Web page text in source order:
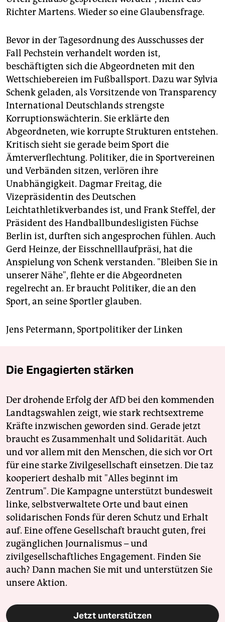
Richter Martens. Wieder so eine Glaubensfrage.
Bevor in der Tagesordnung des Ausschusses der
Fall Pechstein verhandelt worden ist,
beschäftigten sich die Abgeordneten mit den
Wettschiebereien im Fußballsport. Dazu war Sylvia
Schenk geladen, als Vorsitzende von Transparency
International Deutschlands strengste
Korruptionswächterin. Sie erklärte den
Abgeordneten, wie korrupte Strukturen entstehen.
Kritisch sieht sie gerade beim Sport die
Ämterverflechtung. Politiker, die in Sportvereinen
und Verbänden sitzen, verlören ihre
Unabhängigkeit. Dagmar Freitag, die
Vizepräsidentin des Deutschen
Leichtathletikverbandes ist, und Frank Steffel, der
Präsident des Handballbundesligisten Füchse
Berlin ist, durften sich angesprochen fühlen. Auch
Gerd Heinze, der Eisschnelllaufpräsi, hat die
Anspielung von Schenk verstanden. "Bleiben Sie in
unserer Nähe", flehte er die Abgeordneten
regelrecht an. Er braucht Politiker, die an den
Sport, an seine Sportler glauben.
Jens Petermann, Sportpolitiker der Linken
Die Engagierten stärken
Der drohende Erfolg der AfD bei den kommenden
Landtagswahlen zeigt, wie stark rechtsextreme
Kräfte inzwischen geworden sind. Gerade jetzt
braucht es Zusammenhalt und Solidarität. Auch
und vor allem mit den Menschen, die sich vor Ort
für eine starke Zivilgesellschaft einsetzen. Die taz
kooperiert deshalb mit "Alles beginnt im
Zentrum". Die Kampagne unterstützt bundesweit
linke, selbstverwaltete Orte und baut einen
solidarischen Fonds für deren Schutz und Erhalt
auf. Eine offene Gesellschaft braucht guten, frei
zugänglichen Journalismus – und
zivilgesellschaftliches Engagement. Finden Sie
auch? Dann machen Sie mit und unterstützen Sie
unsere Aktion.
Jetzt unterstützen